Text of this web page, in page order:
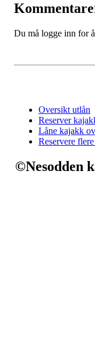
Du må logge inn for
Oversikt utlån
Reserver
Låne kajakk
Reservere
©Nesodden